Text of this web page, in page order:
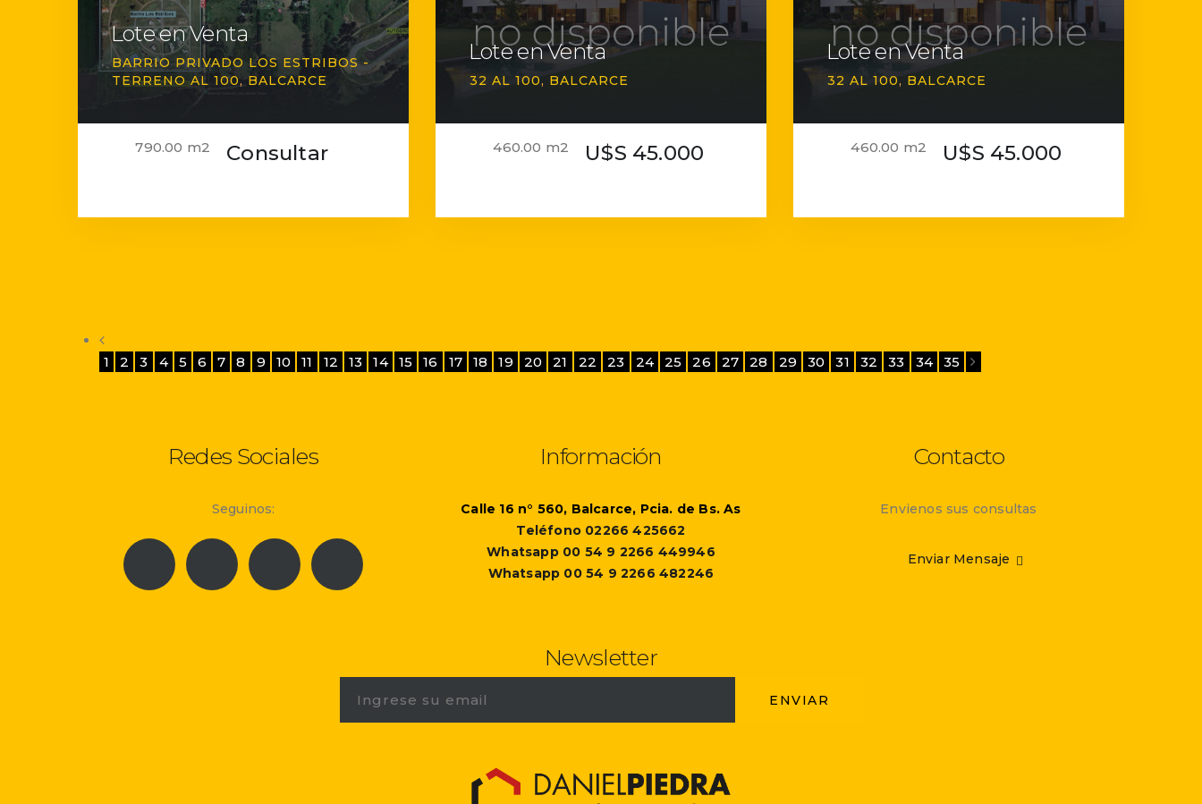
Lote en Venta
BARRIO PRIVADO LOS ESTRIBOS -
TERRENO AL 100 BALCARCE
790.00 m2 Consultar
Lote en Venta
32 AL 100 BALCARCE
460.00 m2 U$S 45.000
Lote en Venta
32 AL 100 BALCARCE
460.00 m2 U$S 45.000
1 2 3 4 5 6 7 8 9 10 11 12 13 14 15 16 17 18 19 20 21 22 23 24 25 26 27 28 29 30 31 32 33 34 35
Redes Sociales
Seguinos:
Información
Calle 16 n° 560, Balcarce, Pcia. de Bs. As
Teléfono 02266 425662
Whatsapp 00 54 9 2266 449946
Whatsapp 00 54 9 2266 482246
Contacto
Envienos sus consultas
Enviar Mensaje
Newsletter